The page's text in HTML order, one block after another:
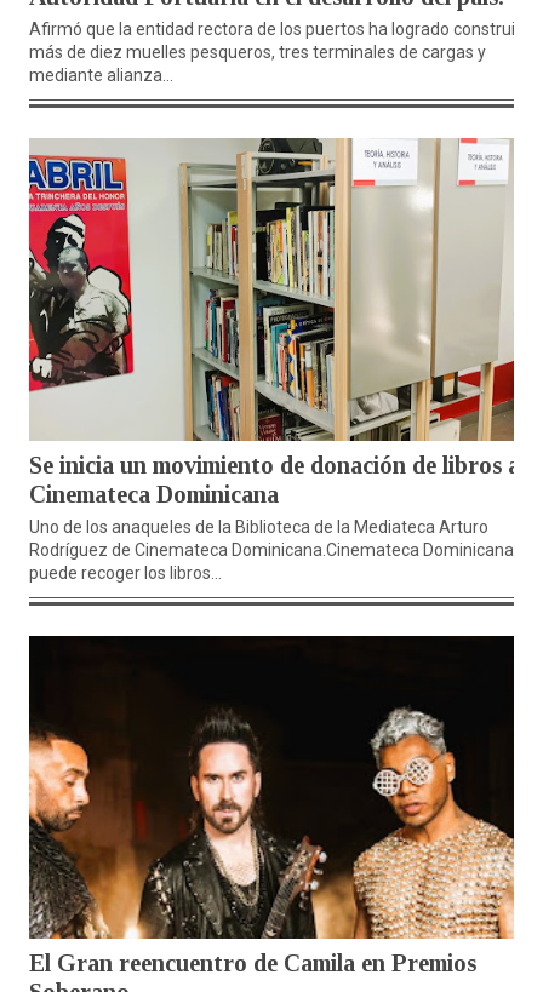
Afirmó que la entidad rectora de los puertos ha logrado construir
más de diez muelles pesqueros, tres terminales de cargas y
mediante alianza...
Se inicia un movimiento de donación de libros a
Cinemateca Dominicana
Uno de los anaqueles de la Biblioteca de la Mediateca Arturo
Rodríguez de Cinemateca Dominicana.Cinemateca Dominicana
puede recoger los libros...
El Gran reencuentro de Camila en Premios